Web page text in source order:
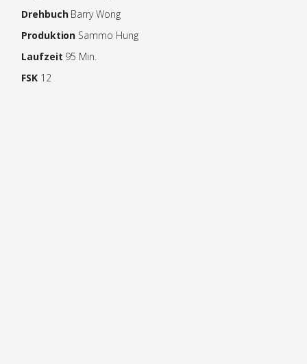
Drehbuch Barry Wong
Produktion Sammo Hung
Laufzeit 95 Min.
FSK 12